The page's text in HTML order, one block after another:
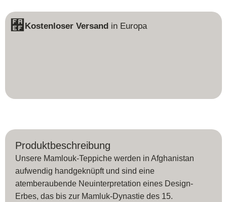
Kostenloser Versand in Europa
Produktbeschreibung
Unsere Mamlouk-Teppiche werden in Afghanistan
aufwendig handgeknüpft und sind eine
atemberaubende Neuinterpretation eines Design-
Erbes, das bis zur Mamluk-Dynastie des 15.